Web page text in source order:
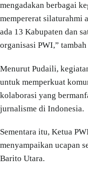
mengadakan berbagai
mempererat silaturahmi
ada 13 Kabupaten dan
organisasi PWI,”
Menurut Pudaili,
untuk memperkuat
kolaborasi yang
jurnalisme di Indonesia.
Sementara itu, Ketua
menyampaikan ucapan
Barito Utara.